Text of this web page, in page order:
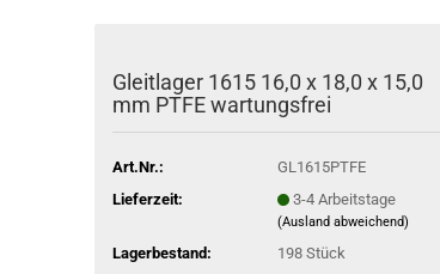
Gleitlager 1615 16,0 x 18,0 x 15,0
mm PTFE wartungsfrei
Art.Nr.:
GL1615PTFE
Lieferzeit:
3-4 Arbeitstage
(Ausland abweichend)
Lagerbestand: 198 Stück